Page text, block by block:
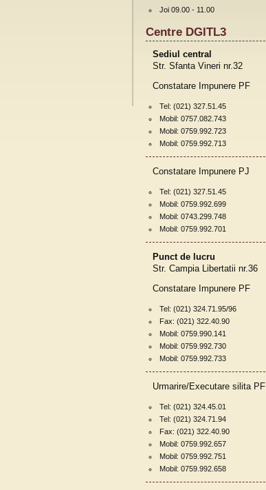
Joi 09.00 - 11.00
Centre DGITL3
Sediul central
Str. Sfanta Vineri nr.32
Constatare Impunere PF
Tel: (021) 327.51.45
Mobil: 0757.082.743
Mobil: 0759.992.723
Mobil: 0759.992.713
Constatare Impunere PJ
Tel: (021) 327.51.45
Mobil: 0759.992.699
Mobil: 0743.299.748
Mobil: 0759.992.701
Punct de lucru
Str. Campia Libertatii nr.36
Constatare Impunere PF
Tel: (021) 324.71.95/96
Fax: (021) 322.40.90
Mobil: 0759.990.141
Mobil: 0759.992.730
Mobil: 0759.992.733
Urmarire/Executare silita PF
Tel: (021) 324.45.01
Tel: (021) 324.71.94
Fax: (021) 322.40.90
Mobil: 0759.992.657
Mobil: 0759.992.751
Mobil: 0759.992.658